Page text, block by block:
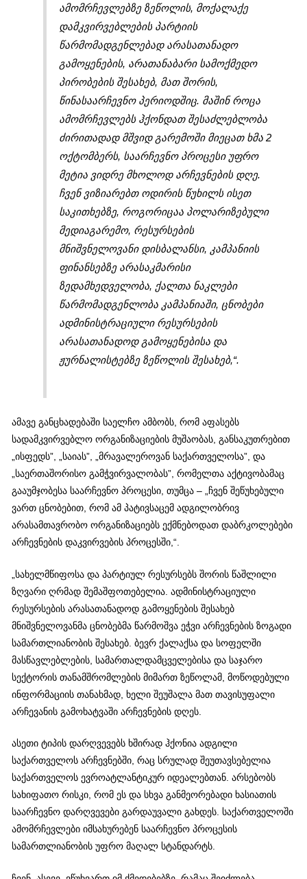
ამომრჩევლებზე ზეწოლის, მოქალაქე
დამკვირვებლების პარტიის
წარმომადგენლებად არასათანადო
გამოყენების, არათანაბარი სამოქმედო
პირობების შესახებ, მათ შორის,
წინასაარჩევნო პერიოდშიც. მაშინ როცა
ამომრჩევლებს ჰქონდათ შესაძლებლობა
ძირითადად მშვიდ გარემოში მიეცათ ხმა 2
ოქტომბერს, საარჩევნო პროცესი უფრო
მეტია ვიდრე მხოლოდ არჩევნების დღე.
ჩვენ ვიზიარებთ ოდირის წუხილს ისეთ
საკითხებზე, როგორიცაა პოლარიზებული
მედიაგარემო, რესურსების
მნიშვნელოვანი დისბალანსი, კამპანიის
ფინანსებზე არასაკმარისი
ზედამხედველობა, ქალთა ნაკლები
წარმომადგენლობა კამპანიაში, ცნობები
ადმინისტრაციული რესურსების
არასათანადოდ გამოყენებისა და
ჟურნალისტებზე ზეწოლის შესახებ,“.
ამავე განცხადებაში საელჩო ამბობს, რომ აფასებს
სადამკვირვებლო ორგანიზაციების მუშაობას, განსაკუთრებით
„ისფედს”, „საიას”, „მრავალეროვან საქართველოსა”, და
„საერთაშორისო გამჭვირვალობას”, რომელთა აქტივობამაც
გააუმჯობესა საარჩევნო პროცესი, თუმცა – „ჩვენ შეწუხებული
ვართ ცნობებით, რომ ამ პატივსაცემ ადგილობრივ
არასამთავრობო ორგანიზაციებს ექმნებოდათ დაბრკოლებები
არჩევნების დაკვირვების პროცესში,“.
„სახელმწიფოსა და პარტიულ რესურსებს შორის წაშლილი
ზღვარი ღრმად შემაშფოთებელია. ადმინისტრაციული
რესურსების არასათანადოდ გამოყენების შესახებ
მნიშვნელოვანმა ცნობებმა წარმოშვა ეჭვი არჩევნების ზოგადი
სამართლიანობის შესახებ. ბევრ ქალაქსა და სოფელში
მასწავლებლების, სამართალდამცველებისა და საჯარო
სექტორის თანამშრომლების მიმართ ზეწოლამ, მოწოდებული
ინფორმაციის თანახმად, ხელი შეუშალა მათ თავისუფალი
არჩევანის გამოხატვაში არჩევნების დღეს.
ასეთი ტიპის დარღვევებს ხშირად ჰქონია ადგილი
საქართველოს არჩევნებში, რაც სრულად შეუთავსებელია
საქართველოს ევროატლანტიკურ იდეალებთან. არსებობს
სახიფათო რისკი, რომ ეს და სხვა განმეორებადი ხასიათის
საარჩევნო დარღვევები გარდაუვალი გახდეს. საქართველოში
ამომრჩევლები იმსახურებენ საარჩევნო პროცესის
სამართლიანობის უფრო მაღალ სტანდარტს.